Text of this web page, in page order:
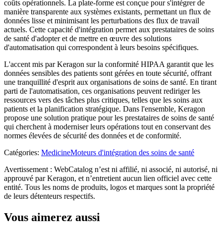
coûts opérationnels. La plate-forme est conçue pour s'intégrer de
manière transparente aux systèmes existants, permettant un flux de
données lisse et minimisant les perturbations des flux de travail
actuels. Cette capacité d'intégration permet aux prestataires de soins
de santé d'adopter et de mettre en œuvre des solutions
d'automatisation qui correspondent à leurs besoins spécifiques.
L'accent mis par Keragon sur la conformité HIPAA garantit que les
données sensibles des patients sont gérées en toute sécurité, offrant
une tranquillité d'esprit aux organisations de soins de santé. En tirant
parti de l'automatisation, ces organisations peuvent rediriger les
ressources vers des tâches plus critiques, telles que les soins aux
patients et la planification stratégique. Dans l'ensemble, Keragon
propose une solution pratique pour les prestataires de soins de santé
qui cherchent à moderniser leurs opérations tout en conservant des
normes élevées de sécurité des données et de conformité.
Catégories: MedicineMoteurs d'intégration des soins de santé
Avertissement : WebCatalog n’est ni affilié, ni associé, ni autorisé, ni
approuvé par Keragon, et n’entretient aucun lien officiel avec cette
entité. Tous les noms de produits, logos et marques sont la propriété
de leurs détenteurs respectifs.
Vous aimerez aussi